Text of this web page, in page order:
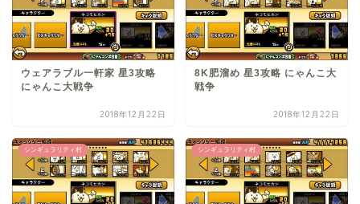
ウェアラブル一軒家 星3攻略
にゃんこ大戦争
2018年12月22日
8K肥溜め 星3攻略 にゃんこ大
戦争
2018年12月22日
シンギュラリティ村 シンギュラリティ村